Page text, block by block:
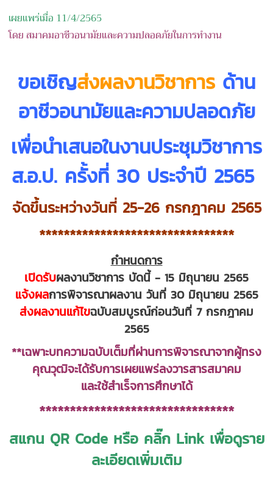
เผยแพร่เมื่อ 11/4/2565
โดย สมาคมอาชีวอนามัยและความปลอดภัยในการทำงาน
ขอเชิญส่งผลงานวิชาการ ด้าน
อาชีวอนามัยและความปลอดภัย
เพื่อนำเสนอในงานประชุมวิชาการ
ส.อ.ป. ครั้งที่ 30 ประจำปี 2565
จัดขึ้นระหว่างวันที่ 25-26 กรกฎาคม 2565
********************************
กำหนดการ
เปิดรับผลงานวิชาการ บัดนี้ - 15 มิถุนายน 2565
แจ้งผลการพิจารณาผลงาน วันที่ 30 มิถุนายน 2565
ส่งผลงานแก้ไขฉบับสมบูรณ์ก่อนวันที่ 7 กรกฎาคม
2565
**เฉพาะบทความฉบับเต็มที่ผ่านการพิจารณาจากผู้ทรง
คุณวุฒิจะได้รับการเผยแพร่ลงวารสารสมาคม
และใช้สำเร็จการศึกษาได้
********************************
สแกน QR Code หรือ คลิ๊ก Link เพื่อดูราย
ละเอียดเพิ่มเติม